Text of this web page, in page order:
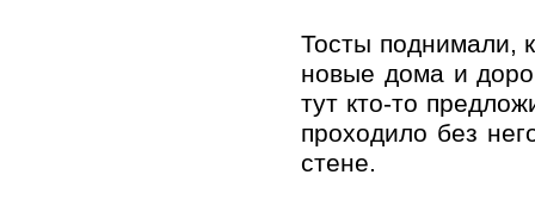
Тосты поднимали,
новые дома и
тут кто-то
проходило без
стене.